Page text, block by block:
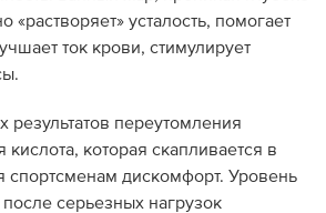
«растворяет» усталость, помогает
ток крови, стимулирует
переутомления
которая скапливается в
спортсменам дискомфорт. Уровень
серьезных нагрузок